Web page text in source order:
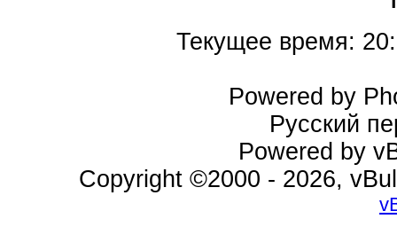
Текущее время:
Powered by
Русский
Powered by
Copyright ©2000 - 2026,